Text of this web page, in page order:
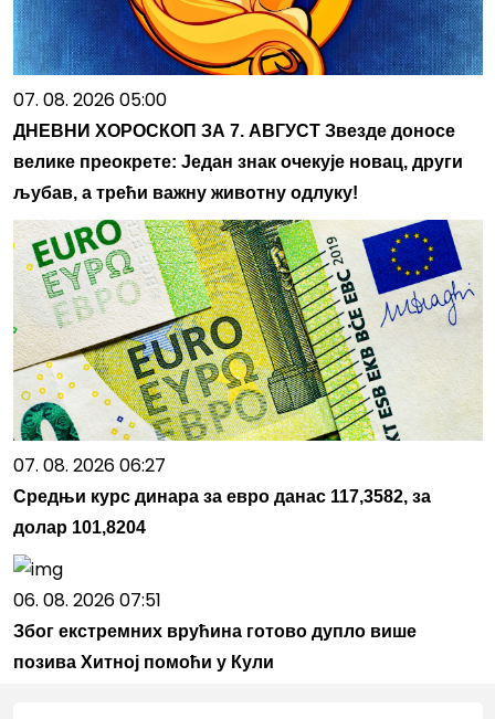
07. 08. 2026 05:00
ДНЕВНИ ХОРОСКОП ЗА 7. АВГУСТ Звезде доносе
велике преокрете: Један знак очекује новац, други
љубав, а трећи важну животну одлуку!
07. 08. 2026 06:27
Средњи курс динара за евро данас 117,3582, за
долар 101,8204
06. 08. 2026 07:51
Због екстремних врућина готово дупло више
позива Хитној помоћи у Кули